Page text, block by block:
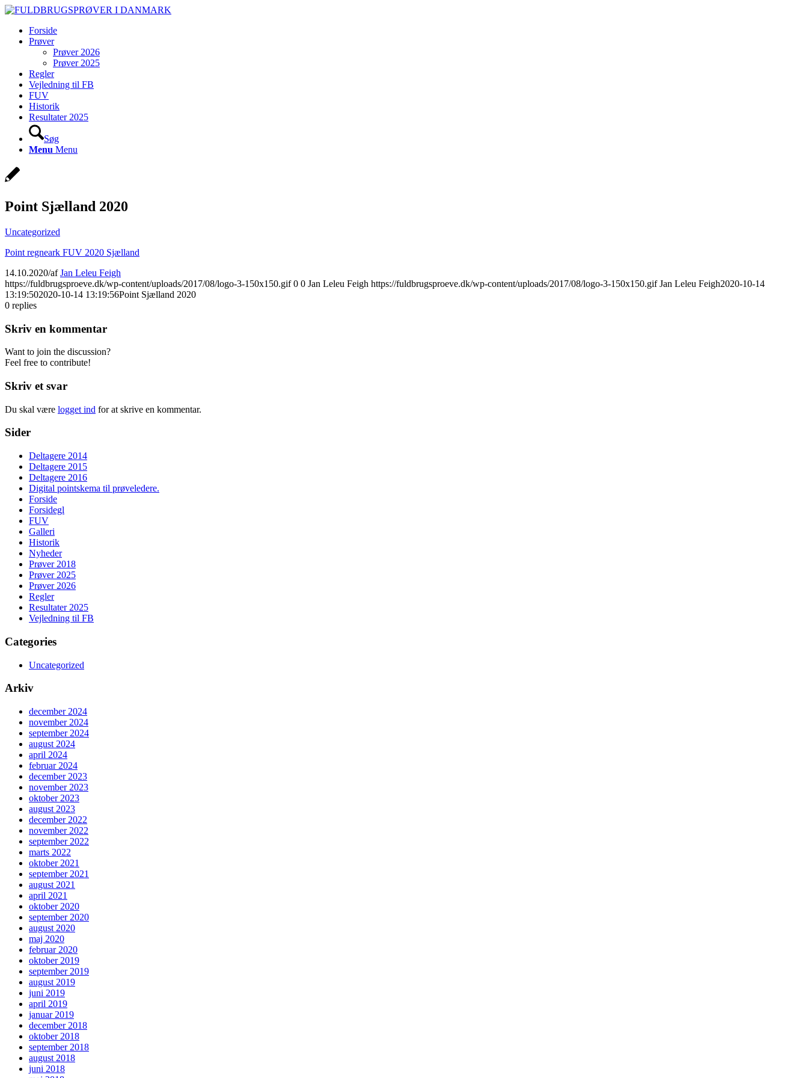
Forside
Prøver
Prøver 2026
Prøver 2025
Regler
Vejledning til FB
FUV
Historik
Resultater 2025
Søg
Menu Menu
Point Sjælland 2020
Uncategorized
Point regneark FUV 2020 Sjælland
14.10.2020/afJan Leleu Feigh
https://fuldbrugsproeve.dk/wp-content/uploads/2017/08/logo-3-150x150.gif 0 0 Jan Leleu Feigh https://fuldbrugsproeve.dk/wp-content/uploads/2017/08/logo-3-150x150.gif Jan Leleu Feigh2020-10-14
13:19:502020-10-14 13:19:56Point Sjælland 2020
0 replies
Skriv en kommentar
Want to join the discussion?
Feel free to contribute!
Skriv et svar
Du skal være logget ind for at skrive en kommentar.
Sider
Deltagere 2014
Deltagere 2015
Deltagere 2016
Digital pointskema til prøveledere.
Forside
Forsidegl
FUV
Galleri
Historik
Nyheder
Prøver 2018
Prøver 2025
Prøver 2026
Regler
Resultater 2025
Vejledning til FB
Categories
Uncategorized
Arkiv
december 2024
november 2024
september 2024
august 2024
april 2024
februar 2024
december 2023
november 2023
oktober 2023
august 2023
december 2022
november 2022
september 2022
marts 2022
oktober 2021
september 2021
august 2021
april 2021
oktober 2020
september 2020
august 2020
maj 2020
februar 2020
oktober 2019
september 2019
august 2019
juni 2019
april 2019
januar 2019
december 2018
oktober 2018
september 2018
august 2018
juni 2018